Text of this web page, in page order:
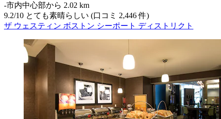
‐市内中心部から 2.02 km
9.2/10 とても素晴らしい (口コミ 2,446 件)
ザ ウェスティン ボストン シーポート ディストリクト